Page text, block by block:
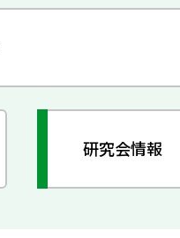
研究会情報